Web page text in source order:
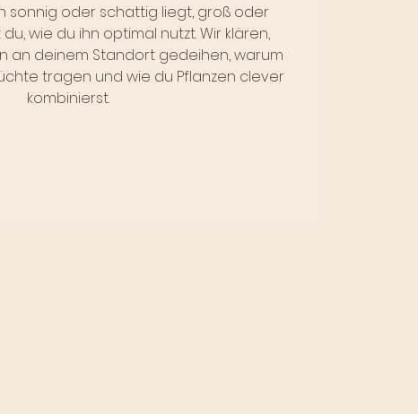
sonnig oder schattig liegt, groß oder
wie du ihn optimal nutzt. Wir klären,
an deinem Standort gedeihen, warum
tragen und wie du Pflanzen clever
kombinierst.